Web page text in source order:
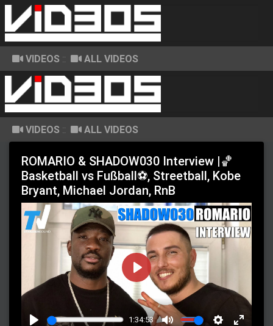
VIDEOS :: ALL VIDEOS
VIDEOS :: ALL VIDEOS
ROMARIO & SHADOW030 Interview |🏀
Basketball vs Fußball⚽, Streetball, Kobe
Bryant, Michael Jordan, RnB
1:34:53
P
l
a